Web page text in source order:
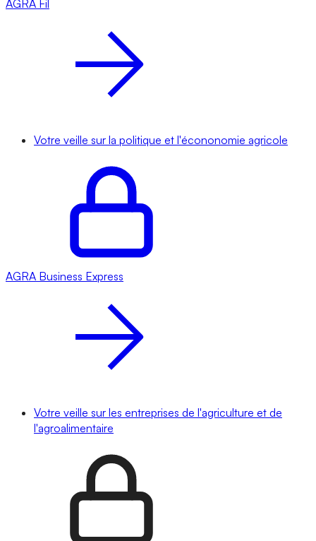
AGRA Fil
Votre veille sur la politique et l'écononomie agricole
AGRA Business Express
Votre veille sur les entreprises de l'agriculture et de
l'agroalimentaire